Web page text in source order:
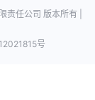
责任公司 版本所有 |
号